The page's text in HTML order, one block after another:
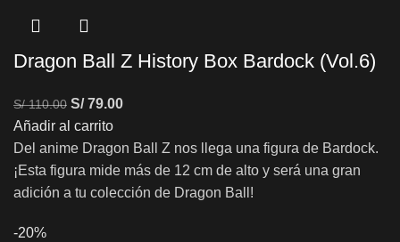
Dragon Ball Z History Box Bardock (Vol.6)
S/110.00 S/79.00
Añadir al carrito
Del anime Dragon Ball Z nos llega una figura de Bardock.
¡Esta figura mide más de 12 cm de alto y será una gran
adición a tu colección de Dragon Ball!
-20%